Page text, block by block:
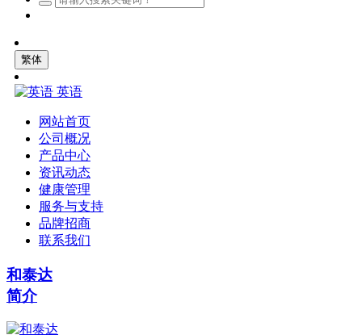
繁体
英语
网站首页
公司概况
产品中心
资讯动态
健康管理
服务与支持
品牌招商
联系我们
和泰达
简介